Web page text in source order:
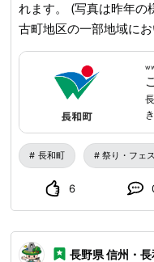
れます。 (写真は昨年の様子です) おたや
古町地区の一部地域に
た、お車で参拝される
利用ください。 詳細は下記の長和町役場HPをご覧くださ
い。 URL_MASK_0_END
長和町 祭り・フェ
6
長野県 信州・